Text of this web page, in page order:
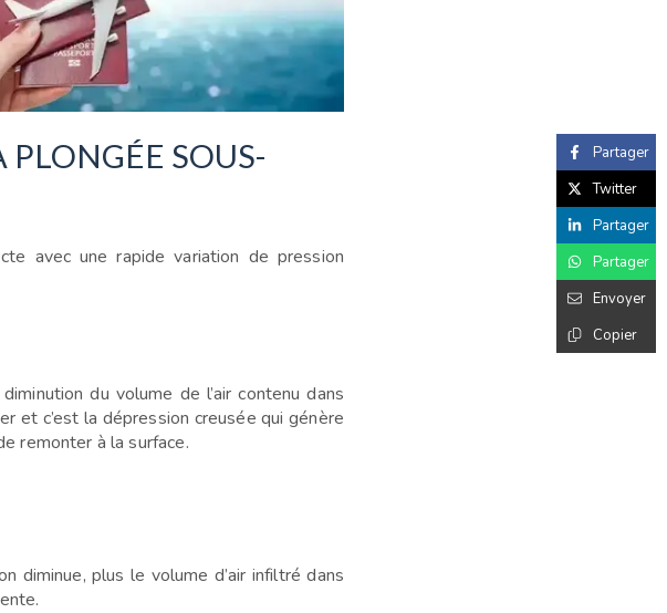
PLONGÉE SOUS-
avec une rapide variation de pression
du volume de l’air contenu dans
et c’est la dépression creusée qui génère
remonter à la surface.
diminue, plus le volume d’air infiltré dans
Partager
Twitter
Partager
Partager
Envoyer
Copier